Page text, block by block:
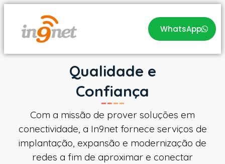
WhatsApp
Qualidade e
Confiança
Com a missão de prover soluções em
conectividade, a In9net fornece serviços de
implantação, expansão e modernização de
redes a fim de aproximar e conectar